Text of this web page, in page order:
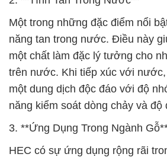
Một trong những đặc điểm nổi
năng tan trong nước. Điều này
một chất làm đặc lý tưởng cho
trên nước. Khi tiếp xúc với
một dung dịch độc đáo với độ
năng kiểm soát dòng chảy và độ
3. **Ứng Dụng Trong Ngành
HEC có sự ứng dụng rộng rãi